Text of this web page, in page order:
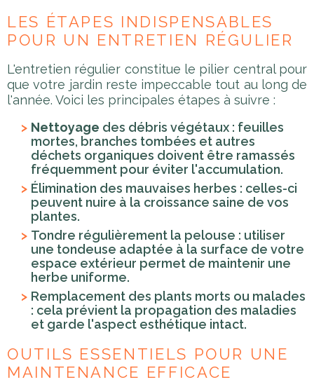
LES ÉTAPES INDISPENSABLES
POUR UN ENTRETIEN RÉGULIER
L'entretien régulier constitue le pilier central pour
que votre jardin reste impeccable tout au long de
l'année. Voici les principales étapes à suivre :
Nettoyage des débris végétaux : feuilles
mortes, branches tombées et autres
déchets organiques doivent être ramassés
fréquemment pour éviter l'accumulation.
Élimination des mauvaises herbes : celles-ci
peuvent nuire à la croissance saine de vos
plantes.
Tondre régulièrement la pelouse : utiliser
une tondeuse adaptée à la surface de votre
espace extérieur permet de maintenir une
herbe uniforme.
Remplacement des plants morts ou malades
: cela prévient la propagation des maladies
et garde l'aspect esthétique intact.
OUTILS ESSENTIELS POUR UNE
MAINTENANCE EFFICACE